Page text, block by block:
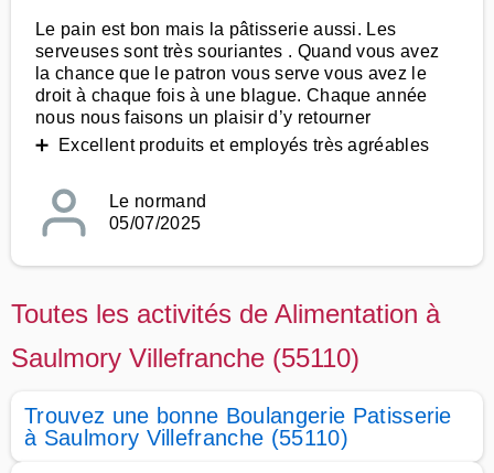
Le pain est bon mais la pâtisserie aussi. Les
serveuses sont très souriantes . Quand vous avez
la chance que le patron vous serve vous avez le
droit à chaque fois à une blague. Chaque année
nous nous faisons un plaisir d’y retourner
➕ Excellent produits et employés très agréables
Le normand
05/07/2025
Toutes les activités de Alimentation à
Saulmory Villefranche (55110)
Trouvez une bonne Boulangerie Patisserie
à Saulmory Villefranche (55110)